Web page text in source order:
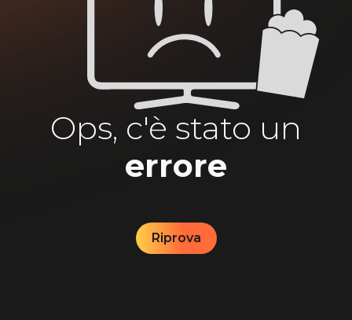
Ops, c'è stato un
errore
Riprova